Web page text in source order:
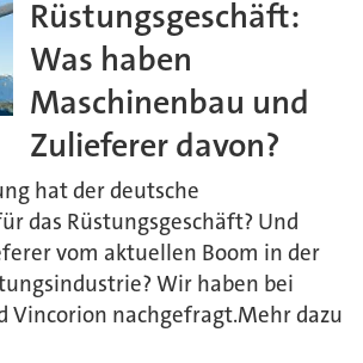
Rüstungsgeschäft:
Was haben
Maschinenbau und
Zulieferer davon?
hat der deutsche
das Rüstungsgeschäft? Und
vom aktuellen Boom in der
Wir haben bei
Vincorion nachgefragt.Mehr dazu